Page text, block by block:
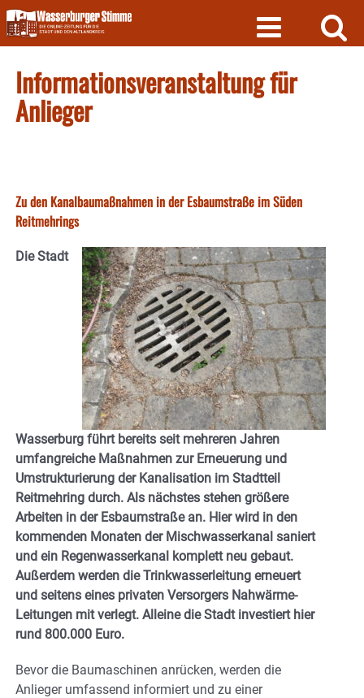
Skip
to
content
Informationsveranstaltung für
Anlieger
Zu den Kanalbaumaßnahmen in der Esbaumstraße im Süden
Reitmehrings
Die Stadt
Wasserburg führt bereits seit mehreren Jahren
umfangreiche Maßnahmen zur Erneuerung und
Umstrukturierung der Kanalisation im Stadtteil
Reitmehring durch. Als nächstes stehen größere
Arbeiten in der Esbaumstraße an. Hier wird in den
kommenden Monaten der Mischwasserkanal saniert
und ein Regenwasserkanal komplett neu gebaut.
Außerdem werden die Trinkwasserleitung erneuert
und seitens eines privaten Versorgers Nahwärme-
Leitungen mit verlegt. Alleine die Stadt investiert hier
rund 800.000 Euro.
Bevor die Baumaschinen anrücken, werden die
Anlieger umfassend informiert und zu einer